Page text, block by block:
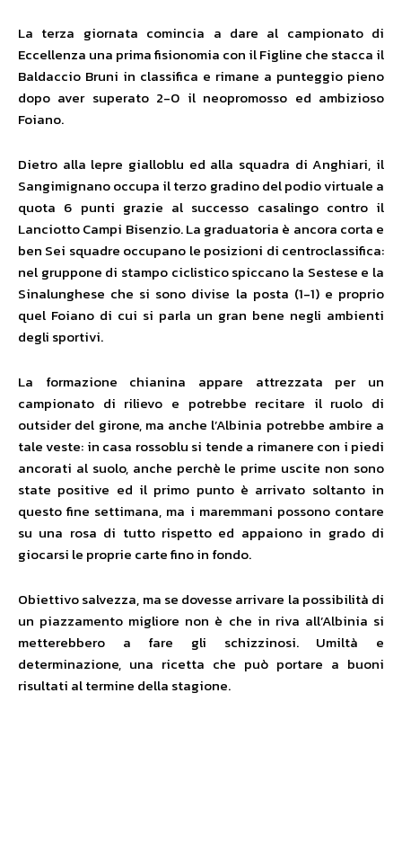
La terza giornata comincia a dare al campionato di
Eccellenza una prima fisionomia con il Figline che stacca il
Baldaccio Bruni in classifica e rimane a punteggio pieno
dopo aver superato 2-0 il neopromosso ed ambizioso
Foiano.
Dietro alla lepre gialloblu ed alla squadra di Anghiari, il
Sangimignano occupa il terzo gradino del podio virtuale a
quota 6 punti grazie al successo casalingo contro il
Lanciotto Campi Bisenzio. La graduatoria è ancora corta e
ben Sei squadre occupano le posizioni di centroclassifica:
nel gruppone di stampo ciclistico spiccano la Sestese e la
Sinalunghese che si sono divise la posta (1-1) e proprio
quel Foiano di cui si parla un gran bene negli ambienti
degli sportivi.
La formazione chianina appare attrezzata per un
campionato di rilievo e potrebbe recitare il ruolo di
outsider del girone, ma anche l’Albinia potrebbe ambire a
tale veste: in casa rossoblu si tende a rimanere con i piedi
ancorati al suolo, anche perchè le prime uscite non sono
state positive ed il primo punto è arrivato soltanto in
questo fine settimana, ma i maremmani possono contare
su una rosa di tutto rispetto ed appaiono in grado di
giocarsi le proprie carte fino in fondo.
Obiettivo salvezza, ma se dovesse arrivare la possibilità di
un piazzamento migliore non è che in riva all’Albinia si
metterebbero a fare gli schizzinosi. Umiltà e
determinazione, una ricetta che può portare a buoni
risultati al termine della stagione.